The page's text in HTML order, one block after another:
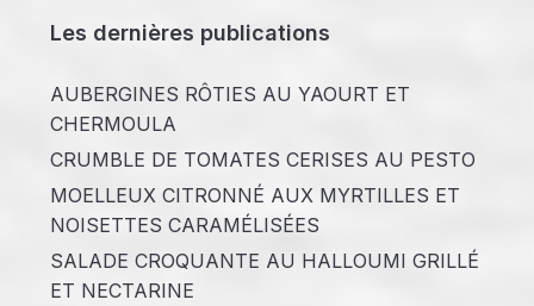
Les dernières publications
AUBERGINES RÔTIES AU YAOURT ET
CHERMOULA
CRUMBLE DE TOMATES CERISES AU PESTO
MOELLEUX CITRONNÉ AUX MYRTILLES ET
NOISETTES CARAMÉLISÉES
SALADE CROQUANTE AU HALLOUMI GRILLÉ
ET NECTARINE